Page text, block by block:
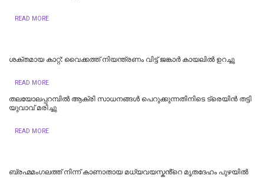
READ MORE
ശക്തമായ കാറ്റ്: വൈക്കത്ത് നിയന്ത്രണം വിട്ട് ജങ്കാർ കായലിൽ ഉറച്ചു
READ MORE
തലയോലപ്പറമ്പിൽ ആക്രി സാധനങ്ങൾ പെറുക്കുന്നതിനിടെ ട്രെയിൻ തട്ടി
യുവാവ് മരിച്ചു
READ MORE
ബ്രഹ്മമംഗലത്ത് നിന്ന് കാണാതായ മധ്യവയസ്കൻ്റെ മൃതദേഹം പുഴയിൽ